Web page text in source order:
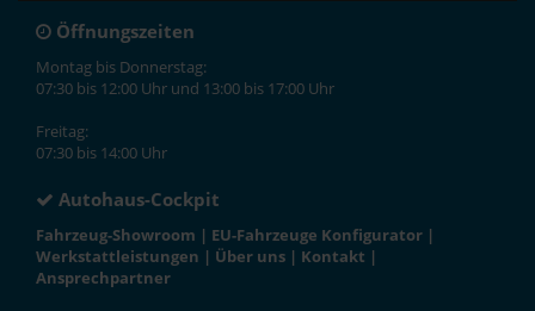
Öffnungszeiten
Montag bis Donnerstag:
07:30 bis 12:00 Uhr und 13:00 bis 17:00 Uhr
Freitag:
07:30 bis 14:00 Uhr
Autohaus-Cockpit
Fahrzeug-Showroom | EU-Fahrzeuge Konfigurator |
Werkstattleistungen | Über uns | Kontakt |
Ansprechpartner